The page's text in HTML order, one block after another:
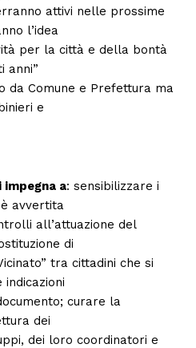
attivi nelle prossime
l’idea
per la città e della bontà
anni”
da Comune e Prefettura ma
e
impegna a: sensibilizzare i
avvertita
all’attuazione del
di
tra cittadini che si
curare la
dei
dei loro coordinatori e